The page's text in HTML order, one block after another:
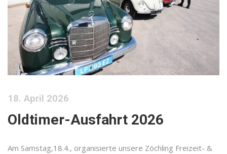
18. April 2026
Oldtimer-Ausfahrt 2026
Am Samstag,18.4., organisierte unsere Zöchling Freizeit- &